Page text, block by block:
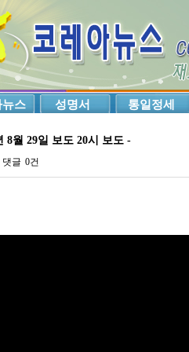
뉴스 성명서 통일정세
8월 29일 보도 20시 보도 -
댓글 0건